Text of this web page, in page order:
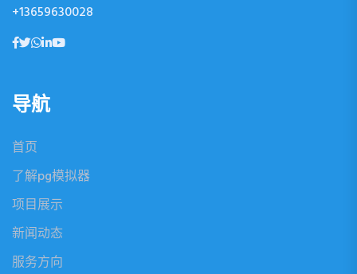
+13659630028
导航
首页
了解pg模拟器
项目展示
新闻动态
服务方向